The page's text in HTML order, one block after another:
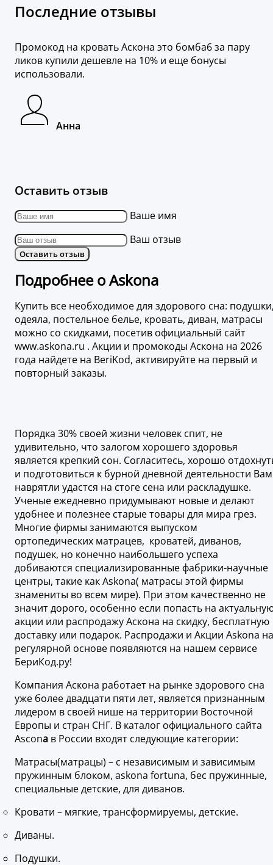
Последние отзывы
Промокод на кровать Аскона это бомба6 за пару
ликов купили дешевле на 10% и еще бонусы
использовали.
Анна
Оставить отзыв
Ваше имя
Ваш отзыв
Оставить отзыв
Подробнее о Askona
Купить все необходимое для здорового сна:
одеяла, постельное белье, кровать, диван, матрасы
можно со скидками, посетив официальный сайт
www.askona.ru . Акции и промокоды Аскона на 2026
года найдете на BeriKod, активируйте на первый и
повторный заказы.
Порядка 30% своей жизни человек спит, не
удивительно, что залогом хорошего здоровья
является крепкий сон. Согласитесь, хорошо
и подготовиться к бурной дневной деятельности Вам
наврятли удастся на стоге сена или раскладушке.
Ученые ежедневно придумывают новые и делают
удобнее и полезнее старые товары для мира грез.
Многие фирмы занимаются выпуском
ортопедических матрацев, кроватей, диванов,
подушек, но конечно наибольшего успеха
добиваются специализированные фабрики-научные
центры, такие как Askona( матрасы этой фирмы
знамениты во всем мире). При этом качественно не
значит дорого, особенно если попасть на
акции или распродажуАскона на скидку, бесплатную
доставку или подарок. Распродажи и Акции Askona на
регулярной основе появляются на нашем сервисе
БериКод.ру!
Компания Аскона работает на рынке здорового сна
уже более двадцати пяти лет, является признанным
лидером в своей нише на территории Восточной
Европы и стран СНГ. В каталог официального сайта
Ascona в России входят следующие категории:
Матрасы(матрацы) – с независимым и зависимым
пружинным блоком, askona fortuna, бес пружинные,
специальные детские, для диванов.
Кровати – мягкие, трансформируемы, детские.
Диваны.
Подушки.